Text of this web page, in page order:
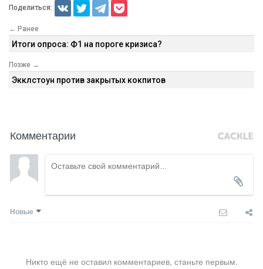
Поделиться:
← Ранее
Итоги опроса: Ф1 на пороге кризиса?
Позже →
Экклстоун против закрытых кокпитов
Комментарии
Новые
Никто ещё не оставил комментариев, станьте первым.